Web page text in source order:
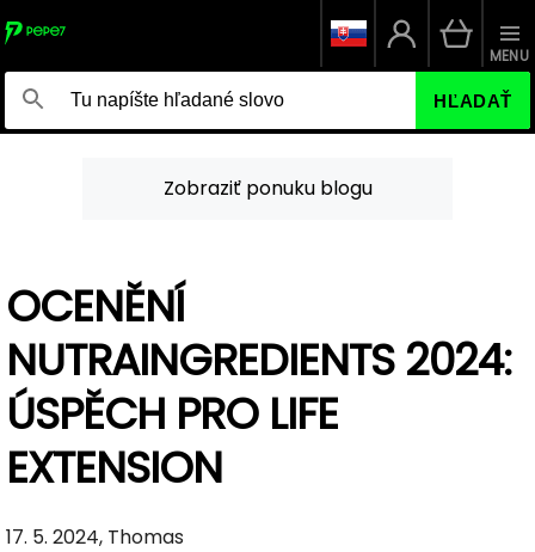
HĽADAŤ
MENU
Zobraziť ponuku blogu
OCENĚNÍ
NUTRAINGREDIENTS 2024:
ÚSPĚCH PRO LIFE
EXTENSION
17. 5. 2024, Thomas